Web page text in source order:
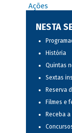
Ações
NESTA
História
Quintas
Sextas
Reserva
Filmes e
Receba